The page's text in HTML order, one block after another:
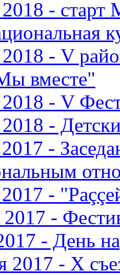
- старт
2018 - V
вместе"
2018 - V
2018 -
-
2017 -
2017 -
- День
2017 - Х